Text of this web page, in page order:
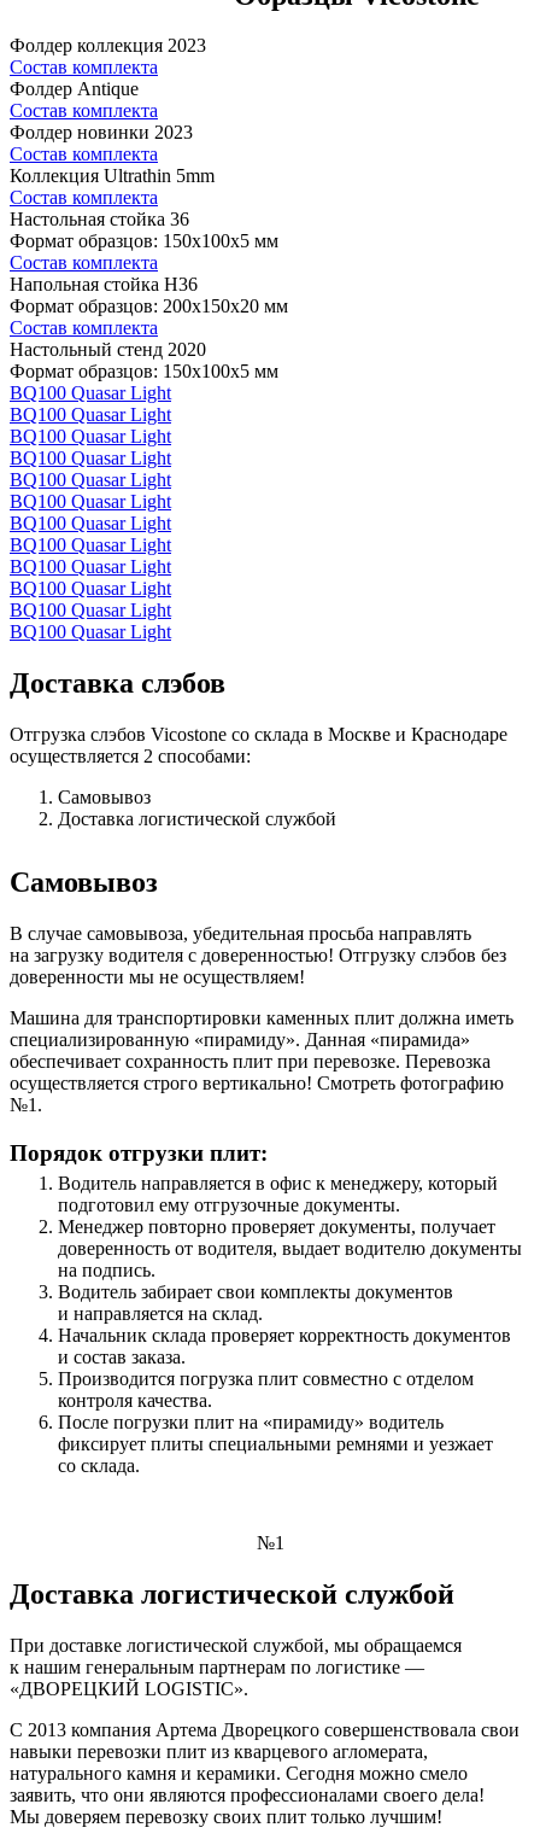
Фолдер коллекция 2023
Состав комплекта
Фолдер Antique
Состав комплекта
Фолдер новинки 2023
Состав комплекта
Коллекция Ultrathin 5mm
Состав комплекта
Настольная стойка 36
Формат образцов: 150x100x5 мм
Состав комплекта
Напольная стойка H36
Формат образцов: 200x150x20 мм
Состав комплекта
Настольный стенд 2020
Формат образцов: 150x100x5 мм
BQ100 Quasar Light
BQ100 Quasar Light
BQ100 Quasar Light
BQ100 Quasar Light
BQ100 Quasar Light
BQ100 Quasar Light
BQ100 Quasar Light
BQ100 Quasar Light
BQ100 Quasar Light
BQ100 Quasar Light
BQ100 Quasar Light
BQ100 Quasar Light
Доставка слэбов
Отгрузка слэбов Vicostone со склада в Москве и Краснодаре
осуществляется 2 способами:
Самовывоз
Доставка логистической службой
Самовывоз
В случае самовывоза, убедительная просьба направлять
на загрузку водителя с доверенностью! Отгрузку слэбов без
доверенности мы не осуществляем!
Машина для транспортировки каменных плит должна иметь
специализированную «пирамиду». Данная «пирамида»
обеспечивает сохранность плит при перевозке. Перевозка
осуществляется строго вертикально! Смотреть фотографию
№1.
Порядок отгрузки плит:
Водитель направляется в офис к менеджеру, который
подготовил ему отгрузочные документы.
Менеджер повторно проверяет документы, получает
доверенность от водителя, выдает водителю документы
на подпись.
Водитель забирает свои комплекты документов
и направляется на склад.
Начальник склада проверяет корректность документов
и состав заказа.
Производится погрузка плит совместно с отделом
контроля качества.
После погрузки плит на «пирамиду» водитель
фиксирует плиты специальными ремнями и уезжает
со склада.
№1
Доставка логистической службой
При доставке логистической службой, мы обращаемся
к нашим генеральным партнерам по логистике —
«ДВОРЕЦКИЙ LOGISTIC».
С 2013 компания Артема Дворецкого совершенствовала свои
навыки перевозки плит из кварцевого агломерата,
натурального камня и керамики. Сегодня можно смело
заявить, что они являются профессионалами своего дела!
Мы доверяем перевозку своих плит только лучшим!